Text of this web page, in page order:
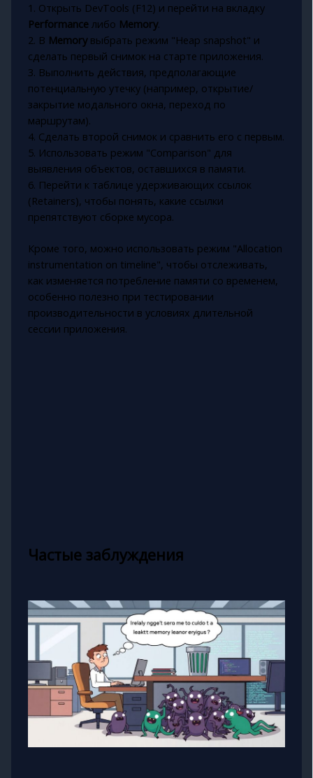
1. Открыть DevTools (F12) и перейти на вкладку
Performanceлибо Memory.
2. В Memoryвыбрать режим "Heap snapshot" и
сделать первый снимок на старте приложения.
3. Выполнить действия, предполагающие
потенциальную утечку (например, открытие/
закрытие модального окна, переход по
маршрутам).
4. Сделать второй снимок и сравнить его с первым.
5. Использовать режим "Comparison" для
выявления объектов, оставшихся в памяти.
6. Перейти к таблице удерживающих ссылок
(Retainers), чтобы понять, какие ссылки
препятствуют сборке мусора.
Кроме того, можно использовать режим "Allocation
instrumentation on timeline", чтобы отслеживать,
как изменяется потребление памяти со временем,
особенно полезно при тестировании
производительности в условиях длительной
сессии приложения.
Частые заблуждения